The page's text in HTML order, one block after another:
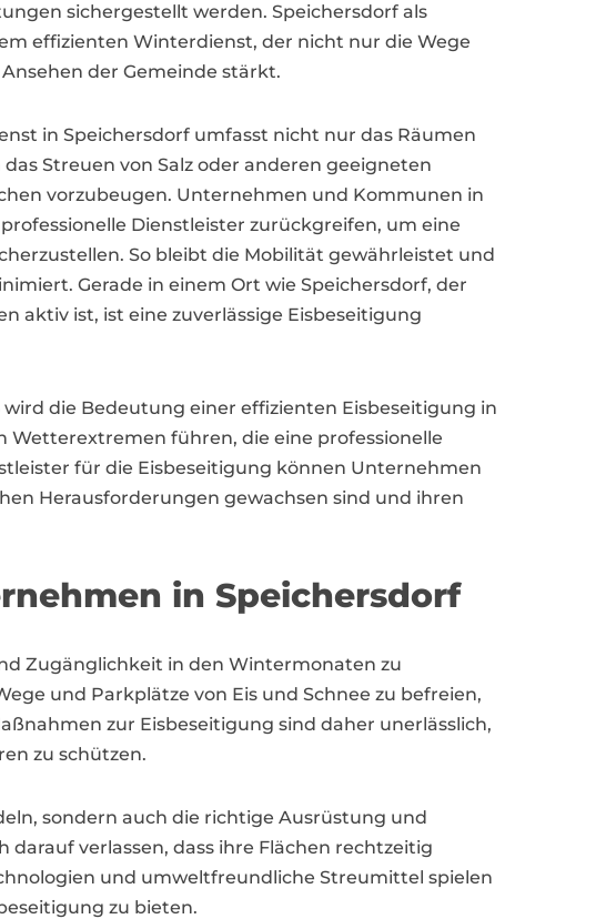
sichergestellt werden. Speichersdorf als
effizienten Winterdienst, der nicht nur die Wege
der Gemeinde stärkt.
in Speichersdorf umfasst nicht nur das Räumen
Streuen von Salz oder anderen geeigneten
vorzubeugen. Unternehmen und Kommunen in
Dienstleister zurückgreifen, um eine
So bleibt die Mobilität gewährleistet und
Gerade in einem Ort wie Speichersdorf, der
aktiv ist, ist eine zuverlässige Eisbeseitigung
wird die Bedeutung einer effizienten Eisbeseitigung in
führen, die eine professionelle
für die Eisbeseitigung können Unternehmen
Herausforderungen gewachsen sind und ihren
in Speichersdorf
Zugänglichkeit in den Wintermonaten zu
und Parkplätze von Eis und Schnee zu befreien,
zur Eisbeseitigung sind daher unerlässlich,
zu schützen.
sondern auch die richtige Ausrüstung und
verlassen, dass ihre Flächen rechtzeitig
und umweltfreundliche Streumittel spielen
zu bieten.